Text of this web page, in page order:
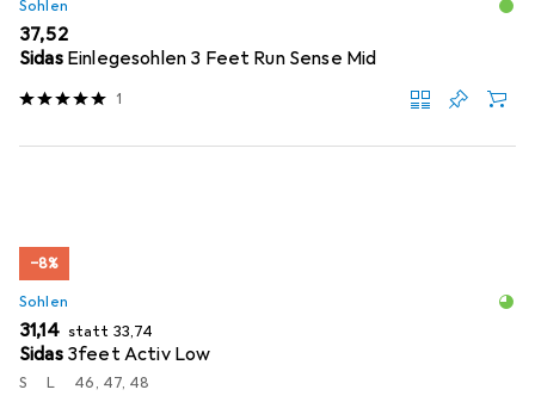
Sohlen
EUR
37,52
Sidas Einlegesohlen 3 Feet Run Sense Mid
1
−8%
Sohlen
EUR
31,14 statt EUR
33,74
Sidas 3feet Activ Low
S L 46, 47, 48